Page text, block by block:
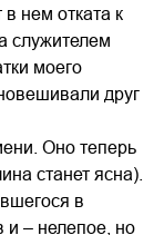
нем отката к
служителем
моего
друг
Оно теперь
станет ясна).
в
и – нелепое, но